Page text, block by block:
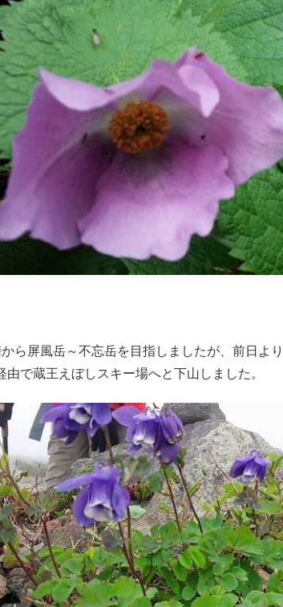
ら屏風岳～不忘岳を目指しましたが、前日よ
由で蔵王えぼしスキー場へと下山しました。